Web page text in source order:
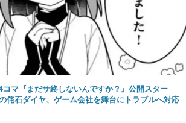
コマ『まだサ終しないんですか？』公開スター
侘石ダイヤ、ゲーム会社を舞台にトラブルへ対応